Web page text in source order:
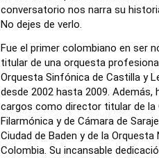
conversatorio nos narra su
No dejes de verlo.
Fue el primer colombiano en ser
titular de una orquesta
Orquesta Sinfónica de Castilla y
desde 2002 hasta 2009. Además,
cargos como director titular de la
Filarmónica y de Cámara de
Ciudad de Baden y de la Orquesta
Colombia. Su incansable